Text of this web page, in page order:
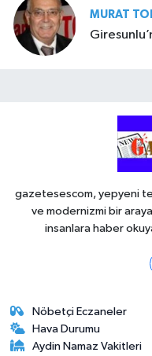
MURAT
gazetesescom, yepyeni
ve modernizmi bir
insanlara haber
Nöbetçi Eczaneler
Hava Durumu
Aydin Namaz Vakitleri